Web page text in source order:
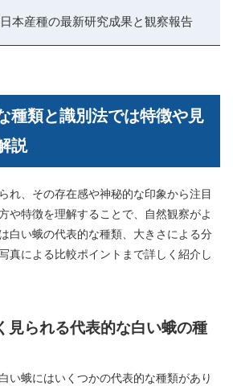
本産種の最新研究成果と観察報告
種類と識別法では特徴や見
説
れ、その存在感や神秘的な印象から注目
や特徴を理解することで、自然観察がよ
白い蛾の代表的な種類、大きさによる分
真による比較ポイントまで詳しく紹介し
見られる代表的な白い蛾の種
い蛾にはいくつかの代表的な種類があり